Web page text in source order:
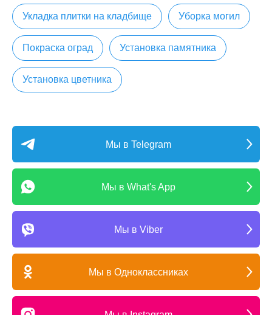
Укладка плитки на кладбище Уборка могил
Покраска оград Установка памятника
Установка цветника
Мы в Telegram
Мы в What's App
Мы в Viber
Мы в Одноклассниках